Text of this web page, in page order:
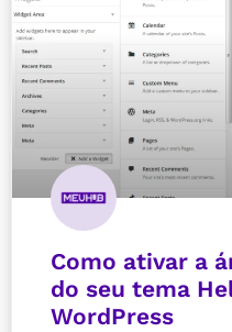
Como ativar a
do seu tema
WordPress